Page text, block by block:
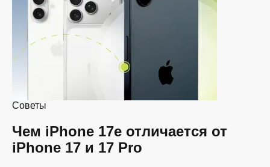
Советы
Чем iPhone 17e отличается от
iPhone 17 и 17 Pro